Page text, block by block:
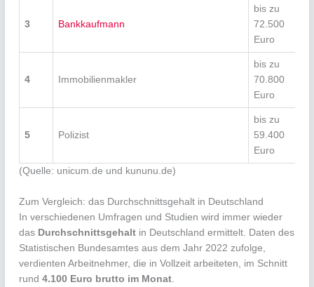
3 Bankkaufmann
bis zu
72.500
Euro
4 Immobilienmakler
bis zu
70.800
Euro
5 Polizist
bis zu
59.400
Euro
(Quelle: unicum.de und kununu.de)
Zum Vergleich: das Durchschnittsgehalt in Deutschland
In verschiedenen Umfragen und Studien wird immer wieder
das Durchschnittsgehalt in Deutschland ermittelt. Daten des
Statistischen Bundesamtes aus dem Jahr 2022 zufolge,
verdienten Arbeitnehmer, die in Vollzeit arbeiteten, im Schnitt
rund4.100 Euro brutto im Monat